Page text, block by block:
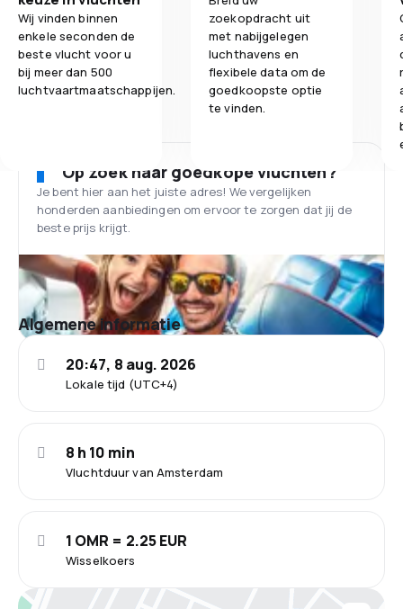
Wij vinden binnen
enkele seconden de
beste vlucht voor u
bij meer dan 500
luchtvaartmaatschappijen.
zoekopdracht uit
met nabijgelegen
luchthavens en
flexibele data om de
goedkoopste optie
te vinden.
Op zoek naar goedkope vluchten?
Je bent hier aan het juiste adres! We vergelijken
honderden aanbiedingen om ervoor te zorgen dat jij de
beste prijs krijgt.
Algemene informatie
Lokale tijd (UTC+4)
20:47, 8 aug. 2026
Vluchtduur van Amsterdam
8 h 10 min
Wisselkoers
1 OMR = 2.25 EUR